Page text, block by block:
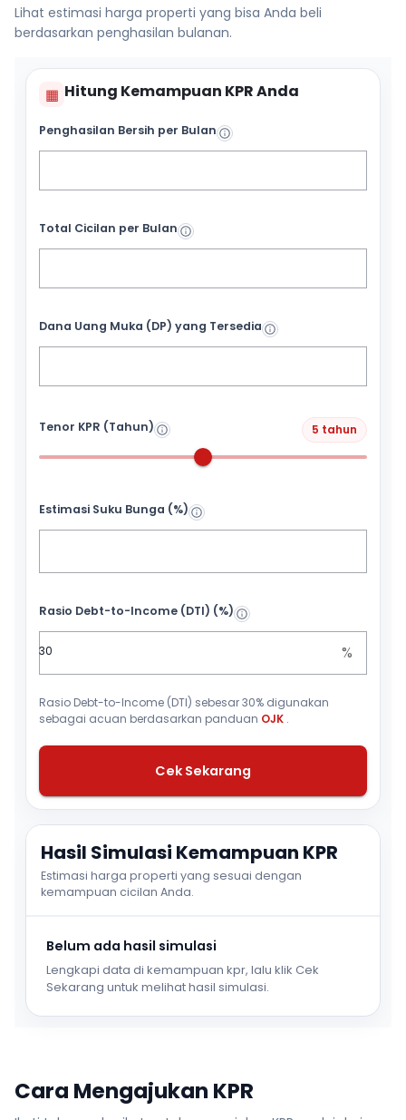
Lihat estimasi harga properti yang bisa Anda beli
berdasarkan penghasilan bulanan.
▦ Hitung Kemampuan KPR Anda
Penghasilan Bersih per Bulan
Total Cicilan per Bulan
Dana Uang Muka (DP) yang Tersedia
Tenor KPR (Tahun) 5 tahun
Estimasi Suku Bunga (%)
Rasio Debt-to-Income (DTI) (%)
%
Rasio Debt-to-Income (DTI) sebesar 30% digunakan
sebagai acuan berdasarkan panduan OJK .
Cek Sekarang
Hasil Simulasi Kemampuan KPR
Estimasi harga properti yang sesuai dengan
kemampuan cicilan Anda.
Belum ada hasil simulasi
Lengkapi data di kemampuan kpr, lalu klik Cek
Sekarang untuk melihat hasil simulasi.
Cara Mengajukan KPR